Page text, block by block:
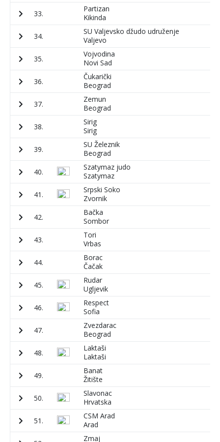
33.
Partizan
Kikinda
34.
SU Valjevsko džudo udruženje
Valjevo
35.
Vojvodina
Novi Sad
36.
Čukarički
Beograd
37.
Zemun
Beograd
38.
Sirig
Sirig
39.
SU Železnik
Beograd
40.
Szatymaz judo
Szatymaz
41.
Srpski Soko
Zvornik
42.
Bačka
Sombor
43.
Tori
Vrbas
44.
Borac
Čačak
45.
Rudar
Ugljevik
46.
Respect
Sofia
47.
Zvezdarac
Beograd
48.
Laktaši
Laktaši
49.
Banat
Žitište
50.
Slavonac
Hrvatska
51.
CSM Arad
Arad
Zmaj